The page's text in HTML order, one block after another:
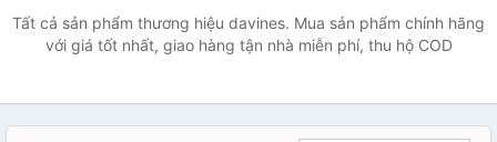
Tất cả sản phẩm thương hiệu davines. Mua sản phẩm chính hãng
với giá tốt nhất, giao hàng tận nhà miễn phí, thu hộ COD